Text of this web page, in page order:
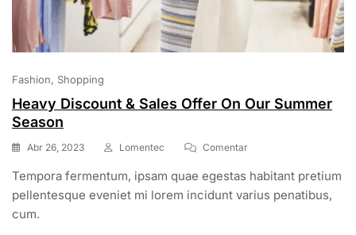
Fashion Shopping
Heavy Discount & Sales Offer On Our Summer
Season
Abr 26, 2023 Lomentec Comentar
Discount
&
Tempora fermentum, ipsam quae egestas habitant pretium
pellentesque eveniet mi lorem incidunt varius penatibus,
cum.